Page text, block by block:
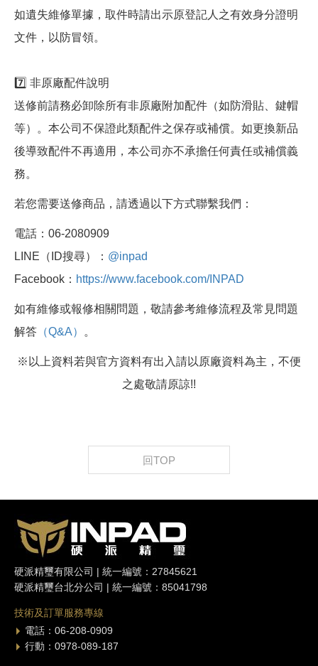
如遺失維修單據，取件時請出示原登記人之有效身分證明
文件，以防冒領。
7️⃣ 非原廠配件說明
送修前請務必卸除所有非原廠附加配件（如防滑貼、鍵帽
等）。本公司不保證此類配件之保存或補償。如更換新品
後導致配件不再適用，本公司亦不承擔任何責任或補償義
務。
若您需要送修商品，請透過以下方式聯繫我們：
電話：06-2080909
LINE（ID搜尋）： @inpad
Facebook： https://www.facebook.com/INPAD
如有維修或報修相關問題，敬請參考維修流程及常見問題
解答 （Q&A） 。
※以上資料若與官方資料有出入請以原廠資料為主，不便
之處敬請原諒!!
回TOP
硬派精璽有限公司 | 統一編號：27845621
硬派精璽台北分公司 | 統一編號：85041798
技術及訂單服務專線
電話：06-208-0909
行動：0978-089-187